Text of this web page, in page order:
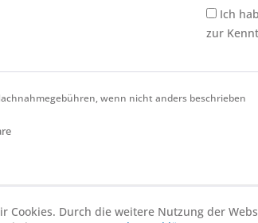
Ich
zur
wenn nicht anders beschrieben
Durch die weitere Nutzung der